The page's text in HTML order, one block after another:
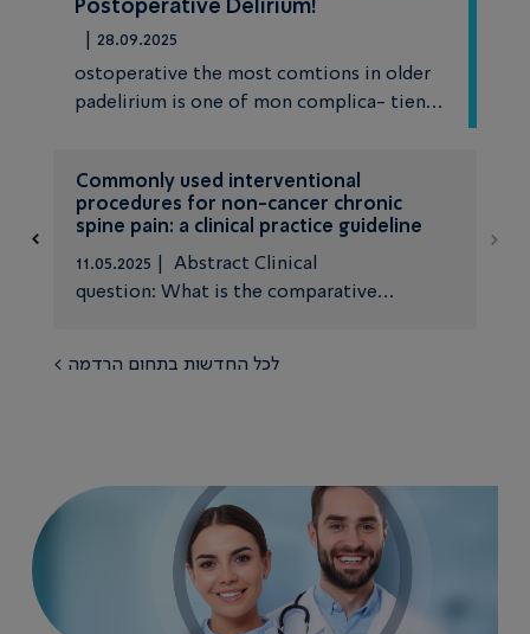
Postoperative Delirium!
| 28.09.2025
ostoperative the most comtions in older
padelirium is one of mon complica- tients
type, and screening meth- ods...
Commonly used interventional
procedures for non-cancer chronic
spine pain: a clinical practice guideline
11.05.2025 | Abstract Clinical
question: What is the comparative
לכל החדשות בתחום הרדמה >